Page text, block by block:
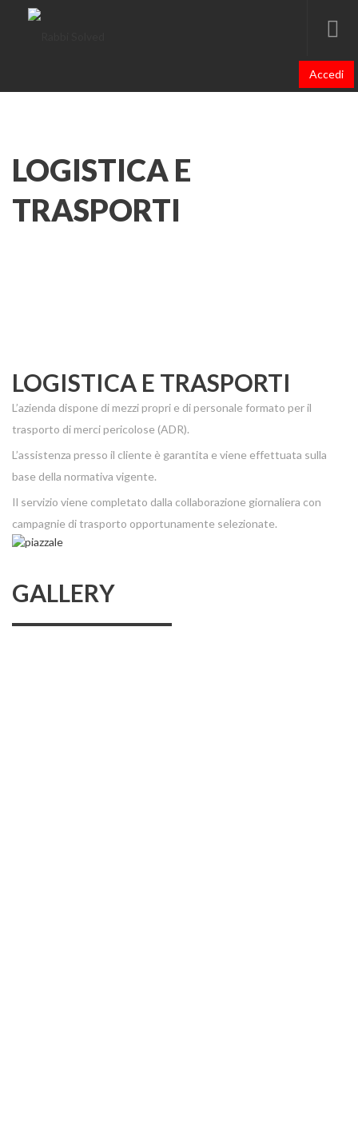
Accedi
LOGISTICA E
TRASPORTI
LOGISTICA E TRASPORTI
L’azienda dispone di mezzi propri e di personale formato per il
trasporto di merci pericolose (ADR).
L’assistenza presso il cliente è garantita e viene effettuata sulla
base della normativa vigente.
Il servizio viene completato dalla collaborazione giornaliera con
campagnie di trasporto opportunamente selezionate.
GALLERY